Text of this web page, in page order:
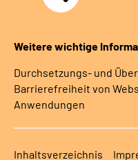
Weitere wichtige
Durchsetzungs- und
Barrierefreiheit von
Anwendungen
Inhaltsverzeichnis